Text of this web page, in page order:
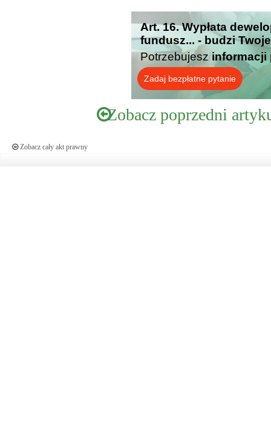
Art. 16. Wypłata
fundusz... - budzi
Potrzebujesz informacji
Zadaj bezpłatne pytanie
Zobacz poprzedni
Zobacz cały akt prawny